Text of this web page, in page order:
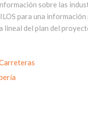
sobre las
para una información
lineal del plan del